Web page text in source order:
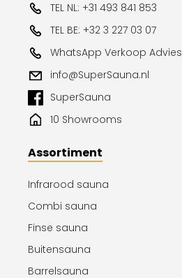
TEL NL: +31 493 841 853
TEL BE: +32 3 227 03 07
WhatsApp Verkoop Advies
info@SuperSauna.nl
SuperSauna
10 Showrooms
Assortiment
Infrarood sauna
Combi sauna
Finse sauna
Buitensauna
Barrelsauna